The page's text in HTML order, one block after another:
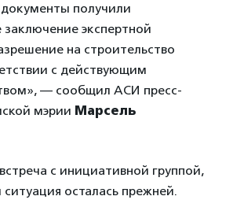
получили
экспертной
на строительство
с действующим
— сообщил АСИ пресс-
мэрии Марсель
с инициативной группой,
осталась прежней.